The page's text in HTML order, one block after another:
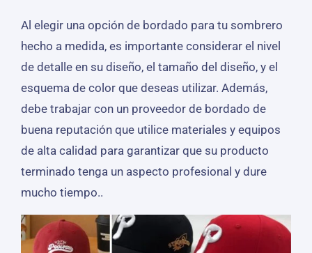
Al elegir una opción de bordado para tu sombrero
hecho a medida, es importante considerar el nivel
de detalle en su diseño, el tamaño del diseño, y el
esquema de color que deseas utilizar. Además,
debe trabajar con un proveedor de bordado de
buena reputación que utilice materiales y equipos
de alta calidad para garantizar que su producto
terminado tenga un aspecto profesional y dure
mucho tiempo..